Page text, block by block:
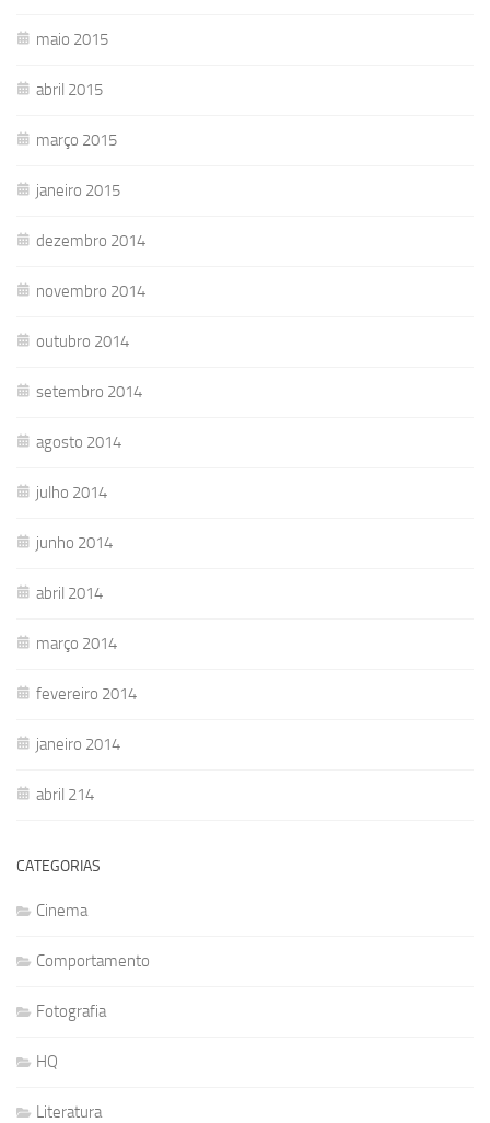
maio 2015
abril 2015
março 2015
janeiro 2015
dezembro 2014
novembro 2014
outubro 2014
setembro 2014
agosto 2014
julho 2014
junho 2014
abril 2014
março 2014
fevereiro 2014
janeiro 2014
abril 214
CATEGORIAS
Cinema
Comportamento
Fotografia
HQ
Literatura